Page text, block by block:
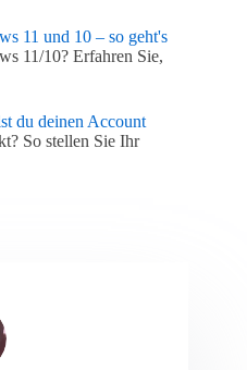
11 und 10 – so geht's
11/10? Erfahren Sie,
du deinen Account
So stellen Sie Ihr